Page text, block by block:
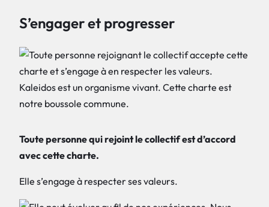
S’engager et progresser
Toute personne qui rejoint le collectif est d’accord
avec cette charte.
Elle s’engage à respecter ses valeurs.